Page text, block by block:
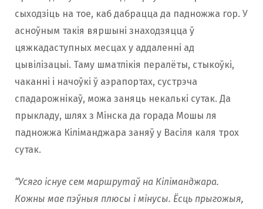
сыходзіць на тое, каб дабрацца да падножжа гор. У
асноўным такія вяршыні знаходзяцца ў
цяжкадаступных месцах у аддаленні ад
цывілізацыі. Таму шматлікія пералёты, стыкоўкі,
чаканні і начоўкі ў аэрапортах, сустрэча
спадарожнікаў, можа заняць некалькі сутак. Да
прыкладу, шлях з Мінска да горада Мошы ля
падножжа Кіліманджара заняў у Васіля каля трох
сутак.
“Усяго існуе сем маршрутаў на Кіліманджара.
Кожны мае пэўныя плюсы і мінусы. Ёсць прыгожыя,